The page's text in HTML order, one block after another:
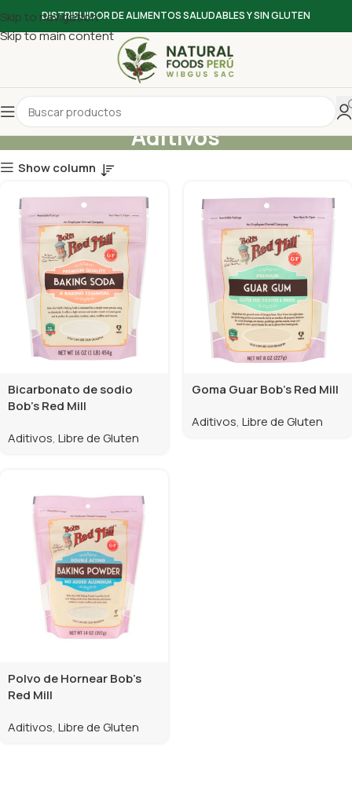
Skip to navigation
Skip to main content
DISTRIBUIDOR DE ALIMENTOS SALUDABLES Y SIN GLUTEN
Aditivos
Show column
Bicarbonato de sodio
Bob’s Red Mill
Aditivos, Libre de Gluten
Goma Guar Bob’s Red Mill
Aditivos, Libre de Gluten
Polvo de Hornear Bob’s
Red Mill
Aditivos, Libre de Gluten